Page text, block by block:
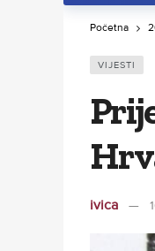
Početna
VIJESTI
ivica